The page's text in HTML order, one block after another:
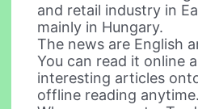
and retail industry in
mainly in Hungary.
The news are English
You can read it online
interesting articles
offline reading anytime.